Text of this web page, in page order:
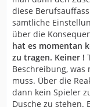
diese
sämtliche
über die
hat es momentan
zu tragen. Keiner !
Beschreibung,
muss. Über die
dann kein Spieler
Dusche zu stehen.